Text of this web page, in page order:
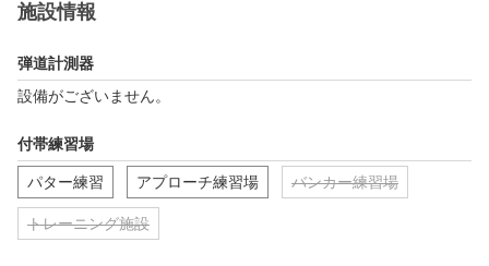
施設情報
弾道計測器
設備がございません。
付帯練習場
パター練習 アプローチ練習場 バンカー練習場
トレーニング施設